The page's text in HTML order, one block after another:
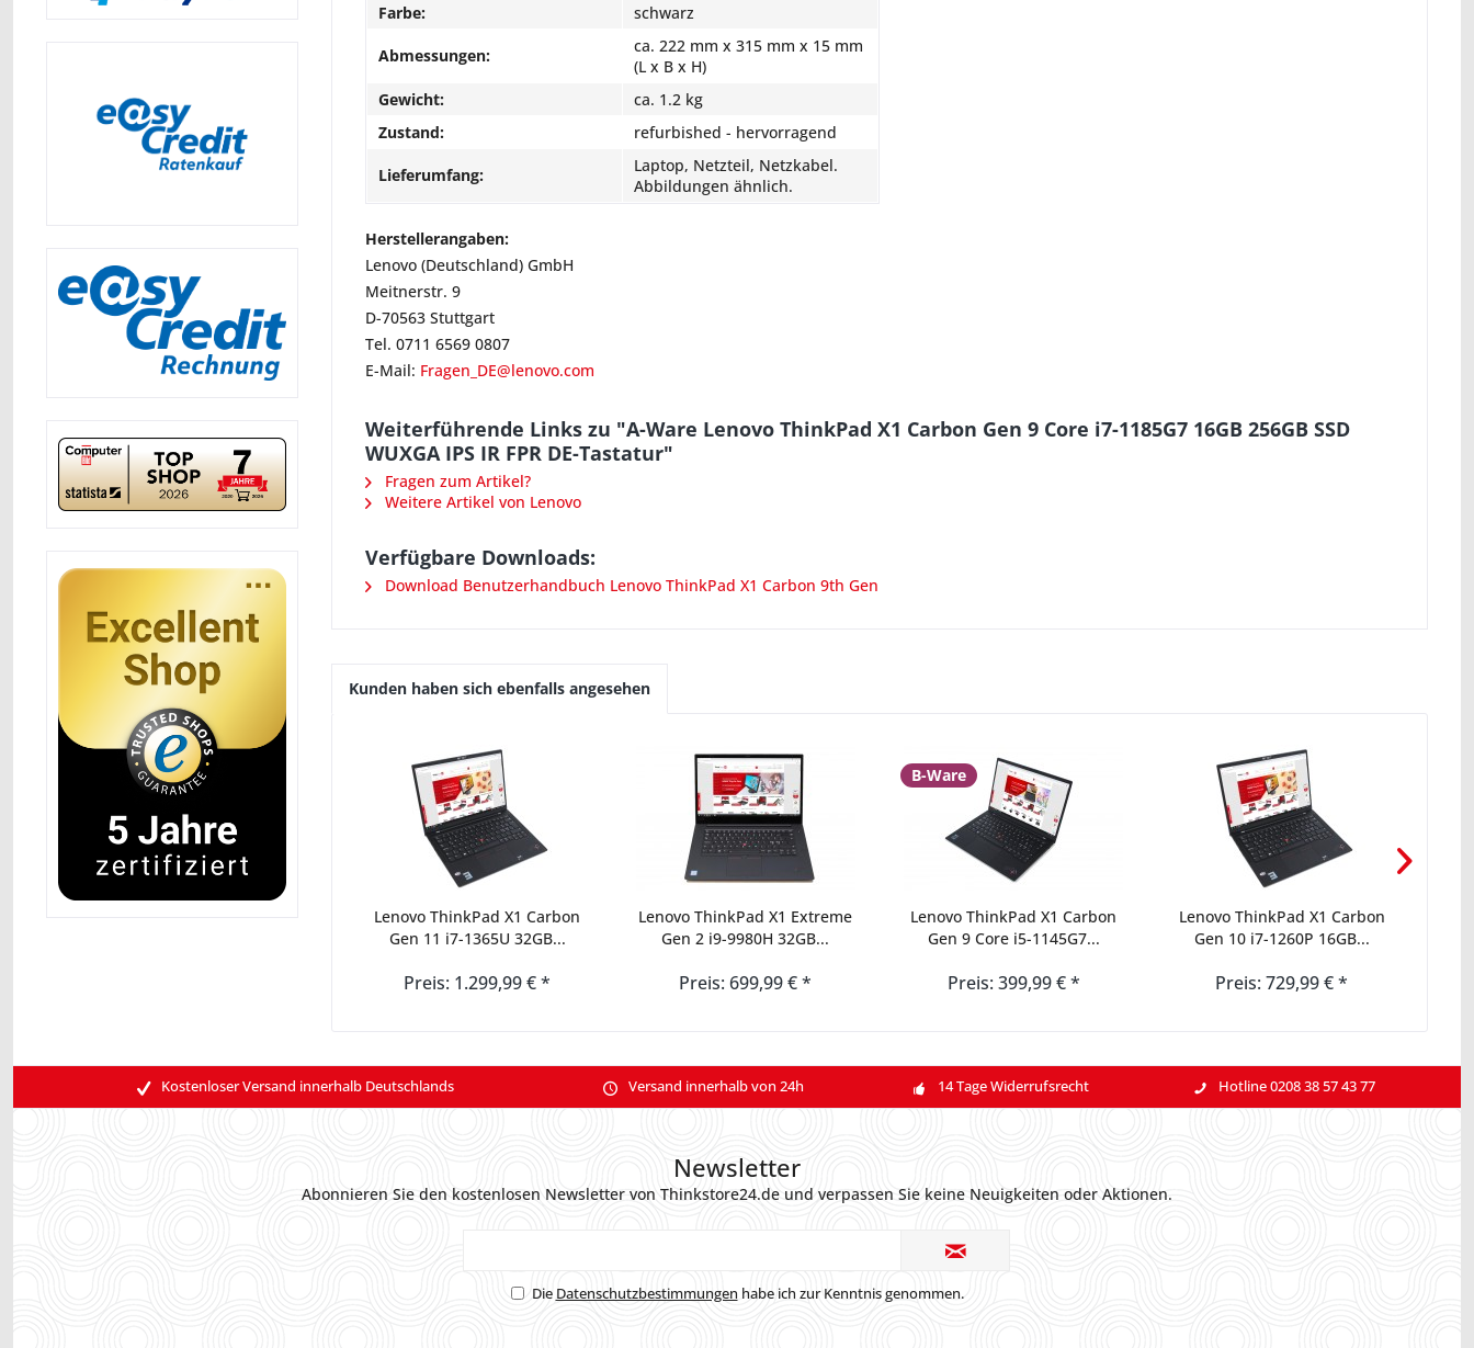
Farbe:
schwarz
Abmessungen:
ca. 222 mm x 315 mm x 15 mm
(L x B x H)
Gewicht:
ca. 1.2 kg
Zustand:
refurbished - hervorragend
Lieferumfang:
Laptop, Netzteil, Netzkabel.
Abbildungen ähnlich.
Herstellerangaben:
Lenovo (Deutschland) GmbH
Meitnerstr. 9
D-70563 Stuttgart
Tel. 0711 6569 0807
E-Mail: Fragen_DE@lenovo.com
Weiterführende Links zu "A-Ware Lenovo ThinkPad X1 Carbon Gen 9 Core i7-1185G7 16GB 256GB SSD
WUXGA IPS IR FPR DE-Tastatur"
Fragen zum Artikel?
Weitere Artikel von Lenovo
Verfügbare Downloads:
Download Benutzerhandbuch Lenovo ThinkPad X1 Carbon 9th Gen
Kunden haben sich ebenfalls angesehen
Lenovo ThinkPad X1 Carbon
Gen 11 i7-1365U 32GB...
Preis: 1.299,99 € *
Lenovo ThinkPad X1 Extreme
Gen 2 i9-9980H 32GB...
Preis: 699,99 € *
B-Ware
Lenovo ThinkPad X1 Carbon
Gen 9 Core i5-1145G7...
Preis: 399,99 € *
Lenovo ThinkPad X1 Carbon
Gen 10 i7-1260P 16GB...
Preis: 729,99 € *
Kostenloser Versand innerhalb Deutschlands Versand innerhalb von 24h 14 Tage Widerrufsrecht Hotline 0208 38 57 43 77
Newsletter
Abonnieren Sie den kostenlosen Newsletter von Thinkstore24.de und verpassen Sie keine Neuigkeiten oder Aktionen.
Die Datenschutzbestimmungen habe ich zur Kenntnis genommen.